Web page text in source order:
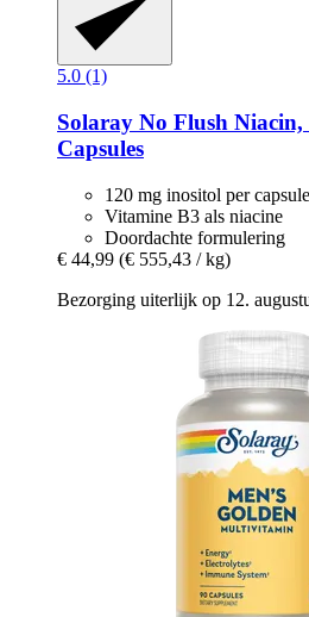
5.0 (1)
Solaray No Flush Niacin,
Capsules
120 mg inositol per capsule
Vitamine B3 als niacine
Doordachte formulering
€ 44,99 (€ 555,43 / kg)
Bezorging uiterlijk op 12.